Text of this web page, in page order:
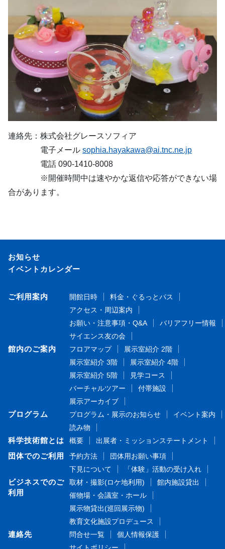
連絡先：株式会社グレースソフィア
電子メール sophia.hayakawa@ai.tnc.ne.jp
電話 090-1410-8008
※開催時間中は速やかな返信や応答ができない場
合があります。
お知らせ
イベントカレンダー
ご利用案内 開館日時
料金・ぐるっとパス
アクセス・周辺案内
お願い・注意事項・Q&A
バリアフリー情報
サイエンス友の会
館内のご案内 フロアマップ
展示室紹介 2階
展示室紹介 3階
展示室紹介 4階
展示室紹介 5階
見学コース
バーチャルツアー
付帯施設
展示アーカイブ
プログラム プログラム・展示のお知らせ
イベント案内
読み物
科学技術館とは 概要 出展者・ミッションステートメント
団体でのご利用 予約方法
団体用お願い事項
下見について
「体験」活動の受け入れ
ビジネスでのご
利用
取材・撮影(ロケ地利用)
館内施設貸出
催物場・会議室・ホール
展示物貸出(巡回展示物)
教育文化施設プロデュース
連絡先 問合せ一覧
個人情報保護